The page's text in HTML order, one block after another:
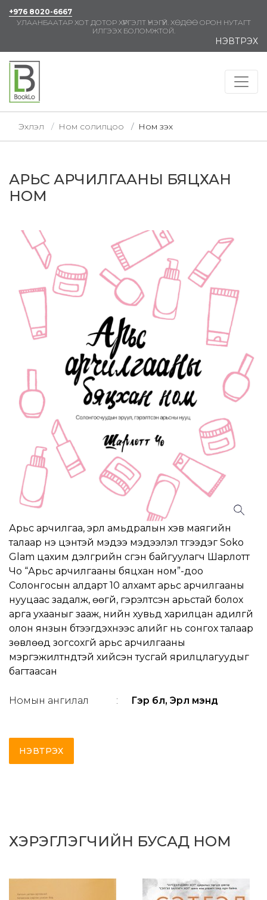
+976 8020-6667
УЛААНБААТАР ХОТ ДОТОР ХҮРГЭЛТ ҮНЭГҮЙ. ХӨДӨӨ ОРОН НУТАГТ
ИЛГЭЭХ БОЛОМЖТОЙ.
НЭВТРЭХ
Эхлэл Ном солилцоо Ном үзэх
АРЬС АРЧИЛГААНЫ БЯЦХАН
НОМ
Арьс арчилгаа, эрүүл амьдралын хэв маягийн
талаар үнэ цэнтэй мэдээ мэдээлэл түгээдэг Soko
Glam цахим дэлгүүрийн үүсгэн байгуулагч Шарлотт
Чо “Арьс арчилгааны бяцхан ном”-доо
Солонгосын алдарт 10 алхамт арьс арчилгааны
нууцаас задалж, өөгүй, гэрэлтсэн арьстай болох
арга ухааныг зааж, үнийн хувьд харилцан адилгүй
олон янзын бүтээгдэхүүнээс алийг нь сонгох талаар
зөвлөөд зогсохгүй арьс арчилгааны
мэргэжилтнүүдтэй хийсэн тусгай ярилцлагуудыг
багтаасан
Номын ангилал : Гэр бүл, Эрүүл мэнд
НЭВТРЭХ
ХЭРЭГЛЭГЧИЙН БУСАД НОМ